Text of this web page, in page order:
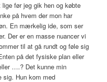
før jeg gik hen og købte
på hvem der mon har
En mærkelig ide, som ser
Der er en masse nuancer vi
til at gå rundt og føle sig
på det fysiske plan eller
….? Det kunne min
sig. Hun kom med